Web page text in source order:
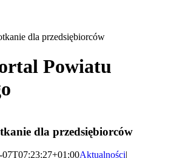
dla przedsiębiorców
Powiatu
dla przedsiębiorców
07T07:23:27+01:00Aktualności|